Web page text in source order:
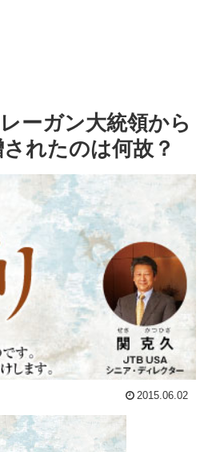
ーガン大統領から
れたのは何故？
2015.06.02